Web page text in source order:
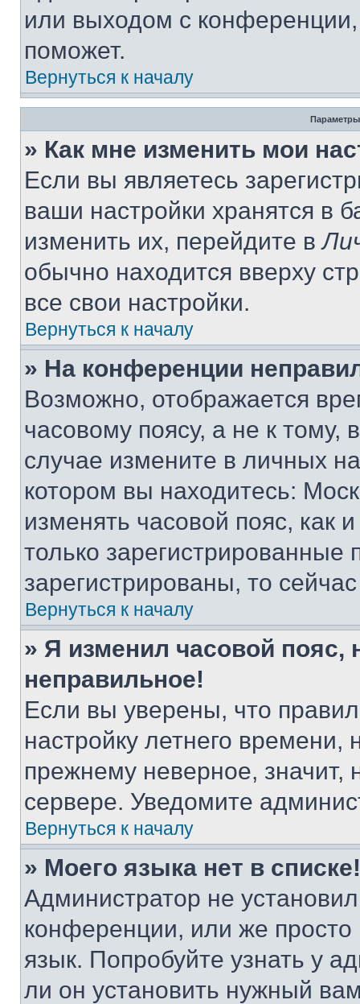
или выходом с
поможет.
Вернуться к началу
Параметры
» Как мне изменить мои
Если вы являетесь
ваши настройки хранятся в
изменить их, перейдите в
обычно находится вверху
все свои настройки.
Вернуться к началу
» На конференции
Возможно, отображается
часовому поясу, а не к тому,
случае измените в личных
котором вы находитесь:
изменять часовой пояс, как
только
зарегистрированы, то
Вернуться к началу
» Я изменил часовой пояс,
неправильное!
Если вы уверены, что
настройку летнего
прежнему неверное, значит,
сервере. Уведомите
Вернуться к началу
» Моего языка нет в списке!
Администратор не
конференции, или же
язык. Попробуйте узнать у
ли он установить нужный